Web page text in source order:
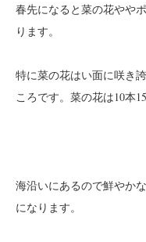
春先になると菜の花やや
ります。
特に菜の花はい面に咲き
ころです。菜の花は10本
海沿いにあるので鮮やか
になります。